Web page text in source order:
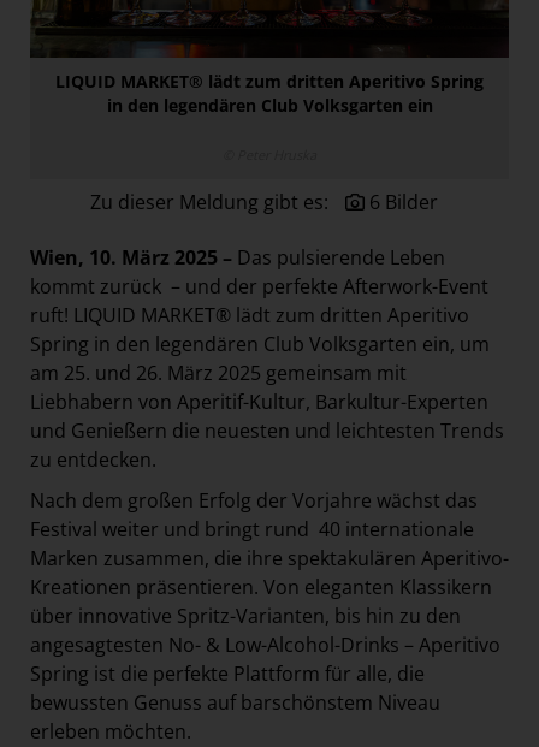
Paradies Garten
Raisin
section.d
The Hoxton
Unibail-Rodamco-Westfield
Vöslauer
NMK
MEDIA
KONTAKT
LIQUID MARKET® lädt zum dritten Aperitivo Spring
in den legendären Club Volksgarten ein
Zu dieser Meldung gibt es: 6 Bilder
Wien, 10. März 2025 – Das pulsierende Leben
kommt zurück – und der perfekte Afterwork-Event
ruft! LIQUID MARKET® lädt zum dritten Aperitivo
Spring in den legendären Club Volksgarten ein, um
am 25. und 26. März 2025 gemeinsam mit
Liebhabern von Aperitif-Kultur, Barkultur-Experten
und Genießern die neuesten und leichtesten Trends
zu entdecken.
Nach dem großen Erfolg der Vorjahre wächst das
Festival weiter und bringt rund 40 internationale
Marken zusammen, die ihre spektakulären Aperitivo-
Kreationen präsentieren. Von eleganten Klassikern
über innovative Spritz-Varianten, bis hin zu den
angesagtesten No- & Low-Alcohol-Drinks – Aperitivo
Spring ist die perfekte Plattform für alle, die
bewussten Genuss auf barschönstem Niveau
erleben möchten.